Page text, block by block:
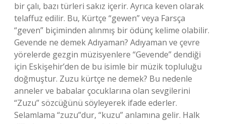
bir çalı, bazı türleri sakız içerir. Ayrıca keven olarak
telaffuz edilir. Bu, Kürtçe “gewen” veya Farsça
“geven” biçiminden alınmış bir ödünç kelime olabilir.
Gevende ne demek Adıyaman? Adıyaman ve çevre
yörelerde gezgin müzisyenlere “Gevende” dendiği
için Eskişehir’den de bu isimle bir müzik topluluğu
doğmuştur. Zuzu kürtçe ne demek? Bu nedenle
anneler ve babalar çocuklarına olan sevgilerini
“Zuzu” sözcüğünü söyleyerek ifade ederler.
Selamlama “zuzu”dur, “kuzu” anlamına gelir. Halk